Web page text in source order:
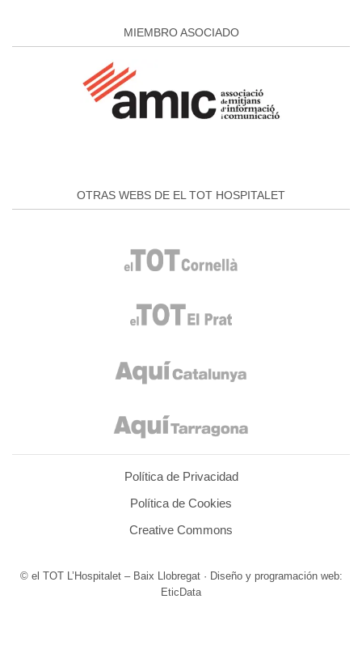
MIEMBRO ASOCIADO
OTRAS WEBS DE EL TOT HOSPITALET
Política de Privacidad
Política de Cookies
Creative Commons
© el TOT L’Hospitalet – Baix Llobregat · Diseño y programación web:
EticData